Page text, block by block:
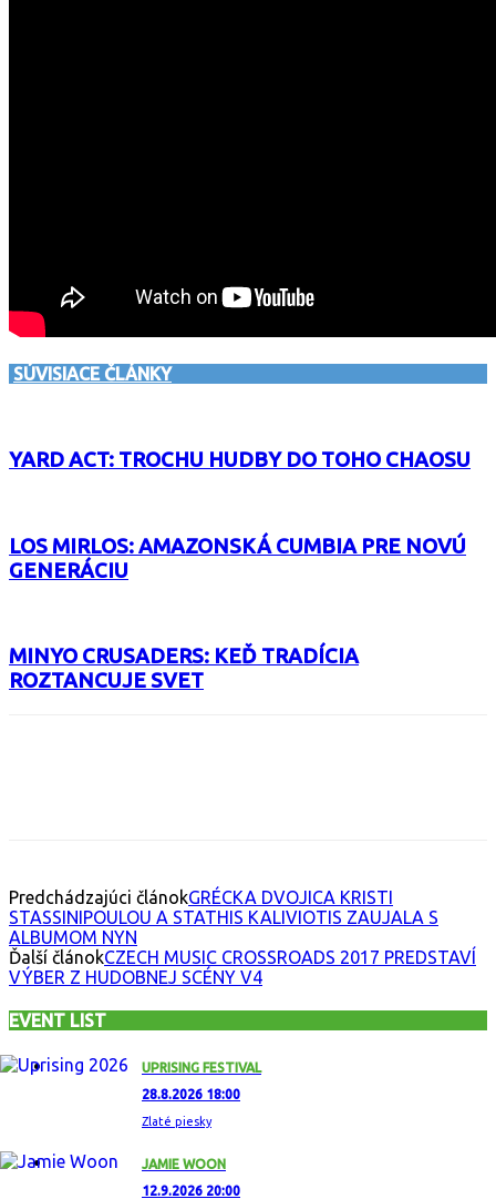
SÚVISIACE ČLÁNKY
YARD ACT: TROCHU HUDBY DO TOHO CHAOSU
LOS MIRLOS: AMAZONSKÁ CUMBIA PRE NOVÚ
GENERÁCIU
MINYO CRUSADERS: KEĎ TRADÍCIA
ROZTANCUJE SVET
Predchádzajúci článokGRÉCKA DVOJICA KRISTI
STASSINIPOULOU A STATHIS KALIVIOTIS ZAUJALA S
ALBUMOM NYN
Ďalší článokCZECH MUSIC CROSSROADS 2017 PREDSTAVÍ
VÝBER Z HUDOBNEJ SCÉNY V4
EVENT LIST
UPRISING FESTIVAL
28.8.2026 18:00
Zlaté piesky
JAMIE WOON
12.9.2026 20:00